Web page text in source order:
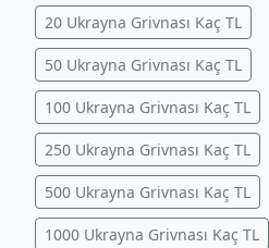
20 Ukrayna Grivnası Kaç TL
50 Ukrayna Grivnası Kaç TL
100 Ukrayna Grivnası Kaç TL
250 Ukrayna Grivnası Kaç TL
500 Ukrayna Grivnası Kaç TL
1000 Ukrayna Grivnası Kaç TL